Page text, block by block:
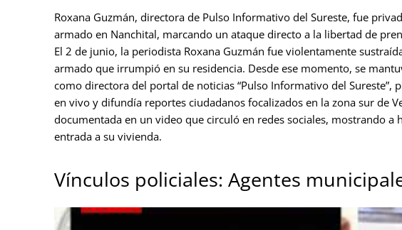
Roxana Guzmán, directora de Pulso Informativo del Sureste, fue
armado en Nanchital, marcando un ataque directo a la libertad de
El 2 de junio, la periodista Roxana Guzmán fue violentamente
armado que irrumpió en su residencia. Desde ese momento, se
como directora del portal de noticias “Pulso Informativo del Sureste”,
en vivo y difundía reportes ciudadanos focalizados en la zona sur de
documentada en un video que circuló en redes sociales, mostrando
entrada a su vivienda.
Vínculos policiales: Agentes